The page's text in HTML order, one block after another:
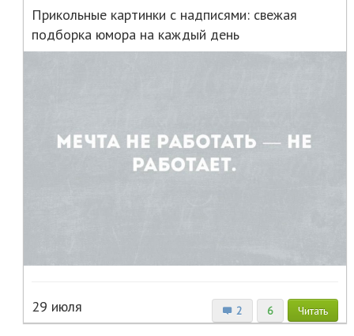
Прикольные картинки с надписями: свежая
подборка юмора на каждый день
2 6 Читать
29 июля